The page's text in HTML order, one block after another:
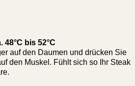
bis 52°C
auf den Daumen und drücken Sie
den Muskel. Fühlt sich so Ihr Steak